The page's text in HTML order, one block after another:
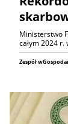
Ministerstwo
całym 2024 r.
Zespół